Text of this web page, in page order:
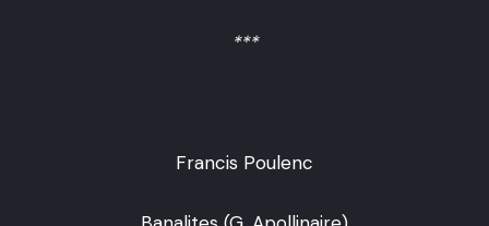
***
Francis Poulenc